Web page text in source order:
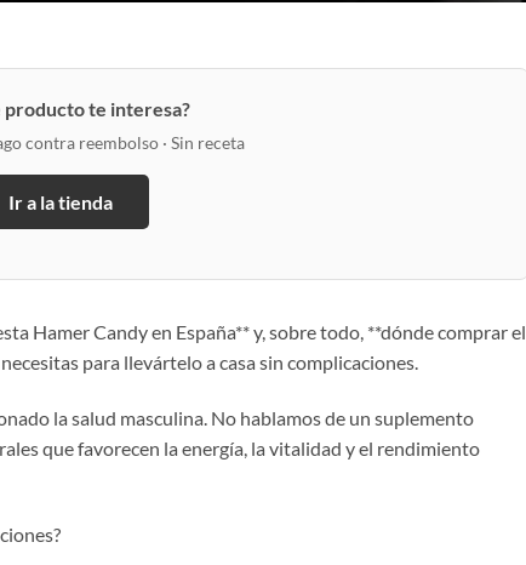
producto te interesa?
contra reembolso · Sin receta
Ir a la tienda
Hamer Candy en España** y, sobre todo, **dónde comprar el
para llevártelo a casa sin complicaciones.
la salud masculina. No hablamos de un suplemento
que favorecen la energía, la vitalidad y el rendimiento